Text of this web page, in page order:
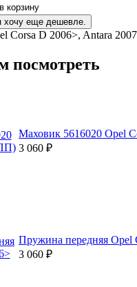
хочу еще дешевле.
Corsa D 2006>, Antara
посмотреть
Маховик 5616020 Opel
3 060 ₽
Пружина передняя Opel
3 060 ₽